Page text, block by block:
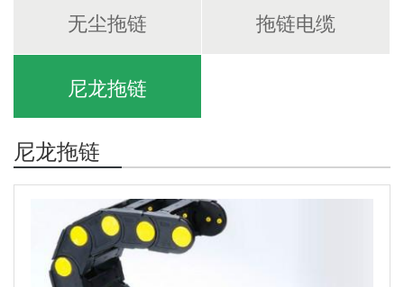
无尘拖链 拖链电缆
尼龙拖链
尼龙拖链